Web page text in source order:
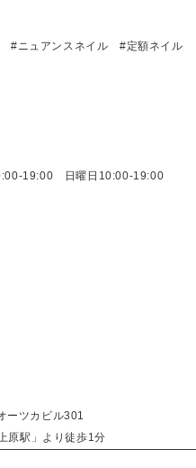
#ニュアンスネイル #定額ネイル
19:00 日曜日10:00-19:00
ーツカビル301
原駅」より徒歩1分